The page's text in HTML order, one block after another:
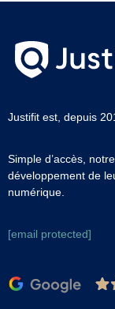
Justifit est, depuis
Simple d’accès,
développement de
numérique.
[email protected]